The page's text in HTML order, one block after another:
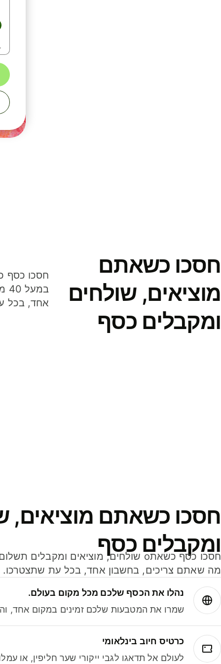
חסכו כשאתם
מוציאים, שולחים
ומקבלים כסף
אחד, בכל
חסכו כשאתם מוציאים,
ומקבלים כסף
מה שאתם צריכים, בחשבון אחד, בכל עת שתצטרכו.
נהלו את הכסף שלכם מכל מקום בעולם.
שמרו את המטבעות שלכם זמינים במקום אחד,
כרטיס חיוב בינלאומי
לעולם אל תדאגו לגבי ייקורי שער חליפין, או